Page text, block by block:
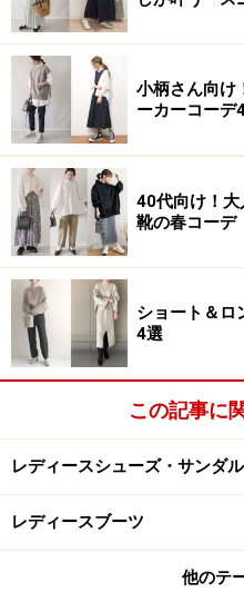
小柄さん向け
ーカーコーデ
40代向け！大
靴の春コーデ
ショート＆ロ
4選
この記事に
レディースシューズ・サンダル
レディースブーツ
他のテ